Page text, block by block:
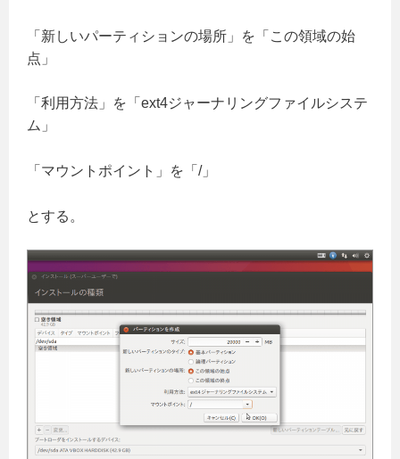
「新しいパーティションの場所」を「この領域の始
点」
「利用方法」を「ext4ジャーナリングファイルシステ
ム」
「マウントポイント」を「/」
とする。